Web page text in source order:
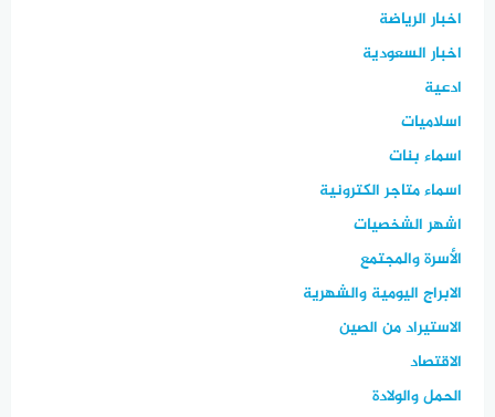
اخبار الرياضة
اخبار السعودية
ادعية
اسلاميات
اسماء بنات
اسماء متاجر الكترونية
اشهر الشخصيات
الأسرة والمجتمع
الابراج اليومية والشهرية
الاستيراد من الصين
الاقتصاد
الحمل والولادة